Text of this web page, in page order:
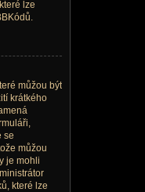
lze
můžou být
krátkého
se
můžou
je mohli
které lze